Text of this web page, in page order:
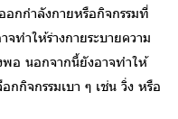
อกกำลังกายหรือกิจกรรมที่
จทำให้ร่างกายระบายความ
อ นอกจากนี้ยังอาจทำให้
กกิจกรรมเบา ๆ เช่น วิ่ง หรือ